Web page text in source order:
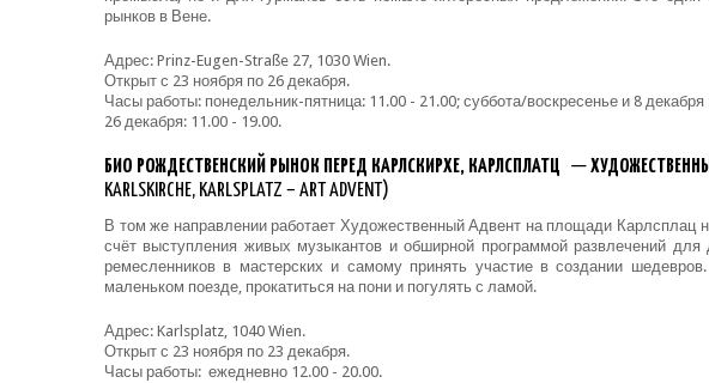
рынков в Вене.
Адрес: Prinz-Eugen-Straße 27, 1030 Wien.
Открыт с 23 ноября по 26 декабря.
Часы работы: понедельник-пятница: 11.00 - 21.00; суббота/воскресенье и 8
26 декабря: 11.00 - 19.00.
БИО РОЖДЕСТВЕНСКИЙ РЫНОК ПЕРЕД КАРЛСКИРХЕ, КАРЛСПЛАТЦ —
KARLSKIRCHE, KARLSPLATZ – ART ADVENT)
В том же направлении работает Художественный Адвент на площади Карлсплац
счёт выступления живых музыкантов и обширной программой развлечений для
ремесленников в мастерских и самому принять участие в создании
маленьком поезде, прокатиться на пони и погулять с ламой.
Адрес: Karlsplatz, 1040 Wien.
Открыт с 23 ноября по 23 декабря.
Часы работы: ежедневно 12.00 - 20.00.